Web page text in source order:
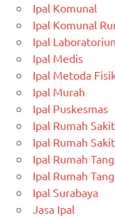
Ipal Komunal
Ipal Komunal
Ipal
Ipal Medis
Ipal Metoda
Ipal Murah
Ipal Puskesmas
Ipal Rumah Sakit
Ipal Rumah
Ipal Rumah
Ipal Rumah
Ipal Surabaya
Jasa Ipal